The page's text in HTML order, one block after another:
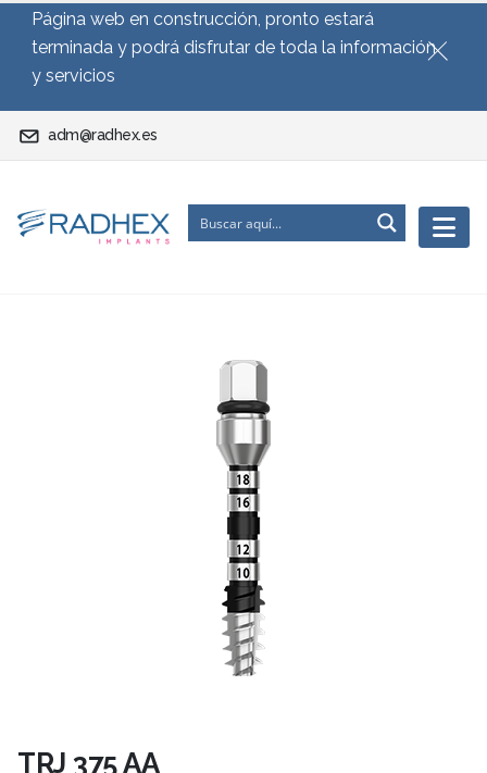
Página web en construcción, pronto estará
terminada y podrá disfrutar de toda la información
y servicios
adm@radhex.es
TRJ 375 AA